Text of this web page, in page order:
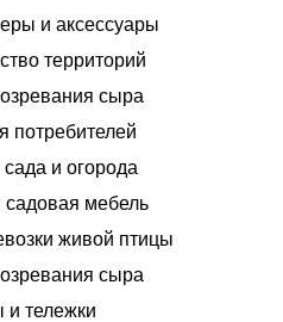
и аксессуары
территорий
сыра
потребителей
и огорода
садовая мебель
живой птицы
сыра
тележки